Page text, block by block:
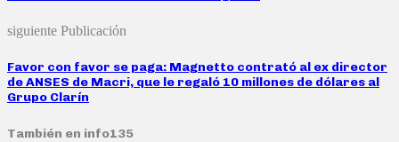
siguiente Publicación
Favor con favor se paga: Magnetto contrató al ex director
de ANSES de Macri, que le regaló 10 millones de dólares al
Grupo Clarín
También en info135